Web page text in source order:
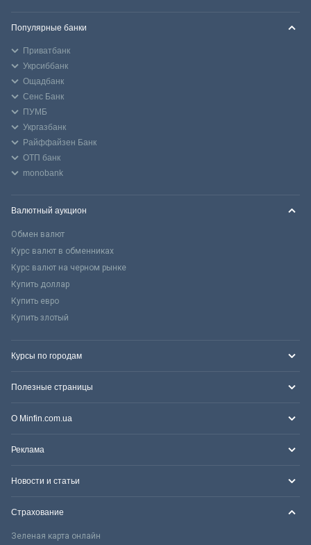
Популярные банки
Приватбанк
Укрсиббанк
Ощадбанк
Сенс Банк
ПУМБ
Укргазбанк
Райффайзен Банк
ОТП банк
monobank
Валютный аукцион
Обмен валют
Курс валют в обменниках
Курс валют на черном рынке
Купить доллар
Купить евро
Купить злотый
Курсы по городам
Полезные страницы
О Minfin.com.ua
Реклама
Новости и статьи
Страхование
Зеленая карта онлайн